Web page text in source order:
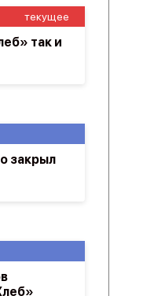
закрыл
текущее
так и